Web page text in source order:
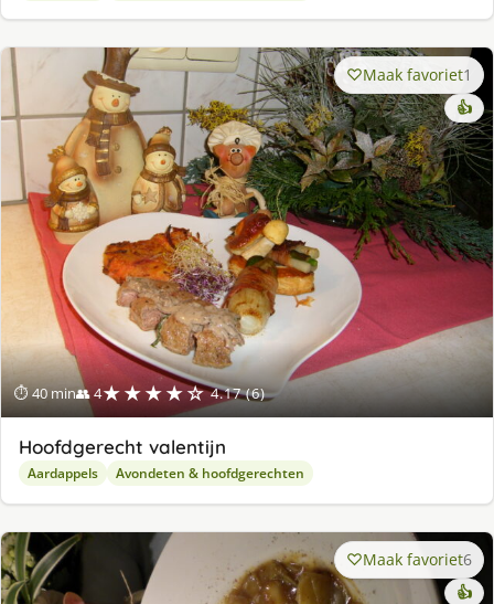
⏱ 40 min👥 4★★★★☆ 4.17 (6)
Maak favoriet1
👍
Hoofdgerecht valentijn
Aardappels Avondeten & hoofdgerechten
Maak favoriet6
👍